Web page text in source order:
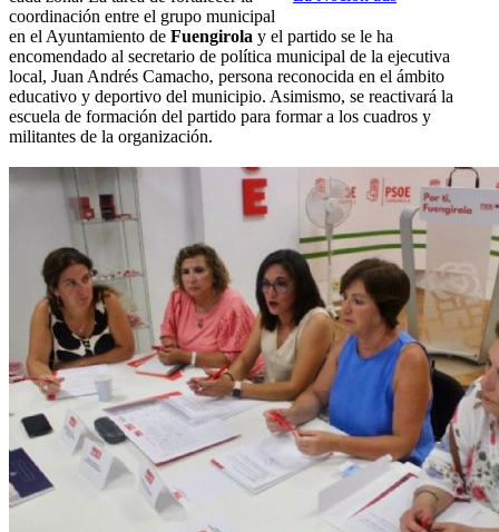
coordinación entre el grupo municipal
en el Ayuntamiento de Fuengirola y el partido se le ha
encomendado al secretario de política municipal de la ejecutiva
local, Juan Andrés Camacho, persona reconocida en el ámbito
educativo y deportivo del municipio. Asimismo, se reactivará la
escuela de formación del partido para formar a los cuadros y
militantes de la organización.